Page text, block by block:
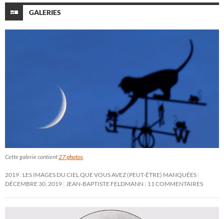
GALERIES
Cette galerie contient 27 photos
2019 : LES IMAGES DU CIEL QUE VOUS AVEZ (PEUT-ÊTRE) MANQUÉES
DÉCEMBRE 30, 2019
JEAN-BAPTISTE FELDMANN 11 COMMENTAIRES